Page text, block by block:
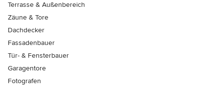
Terrasse & Außenbereich
Zäune & Tore
Dachdecker
Fassadenbauer
Tür- & Fensterbauer
Garagentore
Fotografen